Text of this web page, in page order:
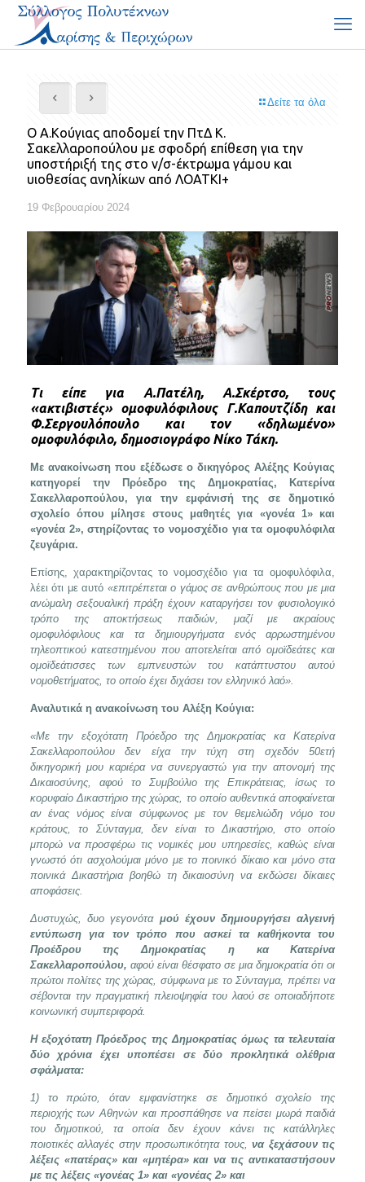
Δείτε τα όλα
Ο Α.Κούγιας αποδομεί την ΠτΔ Κ.
Σακελλαροπούλου με σφοδρή επίθεση για την
υποστήριξή της στο ν/σ-έκτρωμα γάμου και
υιοθεσίας ανηλίκων από ΛΟΑΤΚΙ+
19 Φεβρουαρίου 2024
Tι είπε για Α.Πατέλη, Α.Σκέρτσο, τους
«ακτιβιστές» ομοφυλόφιλους Γ.Καπουτζίδη και
Φ.Σεργουλόπουλο και τον «δηλωμένο»
ομοφυλόφιλο, δημοσιογράφο Νίκο Τάκη.
Με ανακοίνωση που εξέδωσε ο δικηγόρος Αλέξης Κούγιας
κατηγορεί την Πρόεδρο της Δημοκρατίας, Κατερίνα
Σακελλαροπούλου, για την εμφάνισή της σε δημοτικό
σχολείο όπου μίλησε στους μαθητές για «γονέα 1» και
«γονέα 2», στηρίζοντας το νομοσχέδιο για τα ομοφυλόφιλα
ζευγάρια.
Επίσης, χαρακτηρίζοντας το νομοσχέδιο για τα ομοφυλόφιλα,
λέει ότι με αυτό «επιτρέπεται ο γάμος σε ανθρώπους που με μια
ανώμαλη σεξουαλική πράξη έχουν καταργήσει τον φυσιολογικό
τρόπο της αποκτήσεως παιδιών, μαζί με ακραίους
ομοφυλόφιλους και τα δημιουργήματα ενός αρρωστημένου
τηλεοπτικού κατεστημένου που αποτελείται από ομοϊδεάτες και
ομοϊδεάτισσες των εμπνευστών του κατάπτυστου αυτού
νομοθετήματος, το οποίο έχει διχάσει τον ελληνικό λαό».
Αναλυτικά η ανακοίνωση του Αλέξη Κούγια:
«Με την εξοχότατη Πρόεδρο της Δημοκρατίας κα Κατερίνα
Σακελλαροπούλου δεν είχα την τύχη στη σχεδόν 50ετή
δικηγορική μου καριέρα να συνεργαστώ για την απονομή της
Δικαιοσύνης, αφού το Συμβούλιο της Επικράτειας, ίσως το
κορυφαίο Δικαστήριο της χώρας, το οποίο αυθεντικά αποφαίνεται
αν ένας νόμος είναι σύμφωνος με τον θεμελιώδη νόμο του
κράτους, το Σύνταγμα, δεν είναι το Δικαστήριο, στο οποίο
μπορώ να προσφέρω τις νομικές μου υπηρεσίες, καθώς είναι
γνωστό ότι ασχολούμαι μόνο με το ποινικό δίκαιο και μόνο στα
ποινικά Δικαστήρια βοηθώ τη δικαιοσύνη να εκδώσει δίκαιες
αποφάσεις.
Δυστυχώς, δυο γεγονότα μού έχουν δημιουργήσει αλγεινή
εντύπωση για τον τρόπο που ασκεί τα καθήκοντα του
Προέδρου της Δημοκρατίας η κα Κατερίνα
Σακελλαροπούλου, αφού είναι θέσφατο σε μια δημοκρατία ότι οι
πρώτοι πολίτες της χώρας, σύμφωνα με το Σύνταγμα, πρέπει να
σέβονται την πραγματική πλειοψηφία του λαού σε οποιαδήποτε
κοινωνική συμπεριφορά.
Η εξοχότατη Πρόεδρος της Δημοκρατίας όμως τα τελευταία
δύο χρόνια έχει υποπέσει σε δύο προκλητικά ολέθρια
σφάλματα:
1) το πρώτο, όταν εμφανίστηκε σε δημοτικό σχολείο της
περιοχής των Αθηνών και προσπάθησε να πείσει μωρά παιδιά
του δημοτικού, τα οποία δεν έχουν κάνει τις κατάλληλες
ποιοτικές αλλαγές στην προσωπικότητα τους,να ξεχάσουν τις
λέξεις «πατέρας» και «μητέρα» και να τις αντικαταστήσουν
με τις λέξεις «γονέας 1» και «γονέας 2» και